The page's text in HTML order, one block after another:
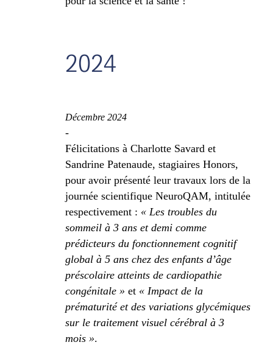
2024
Décembre 2024
-
Félicitations à Charlotte Savard et
Sandrine Patenaude, stagiaires Honors,
pour avoir présenté leur travaux lors de la
journée scientifique NeuroQAM, intitulée
respectivement : « Les troubles du
sommeil à 3 ans et demi comme
prédicteurs du fonctionnement cognitif
global à 5 ans chez des enfants d’âge
préscolaire atteints de cardiopathie
congénitale » et « Impact de la
prématurité et des variations glycémiques
sur le traitement visuel cérébral à 3
mois ».